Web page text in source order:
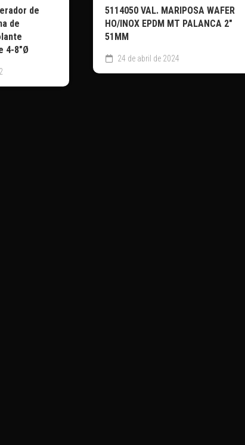
de
de
4-8″Ø
5114050 VAL. MARIPOSA WAFER
HO/INOX EPDM MT PALANCA 2″
51MM
24 de abril de 2024